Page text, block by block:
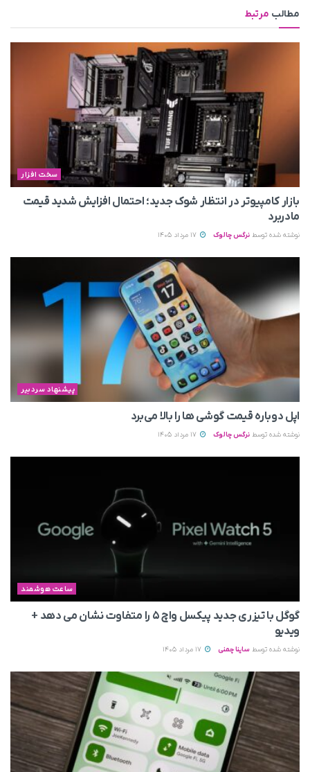
مطالب مرتبط
سخت افزار
بازار کامپیوتر در انتظار شوک جدید؛ احتمال افزایش شدید قیمت
مادربرد
نوشته شده توسط نرگس چالوک
پیشنهاد سردبیر
اپل دوباره قیمت‌ گوشی ها را بالا می‌برد
نوشته شده توسط نرگس چالوک
ساعت هوشمند
گوگل با تیزری جدید پیکسل واچ ۵ را متفاوت نشان می‌ دهد +
ویدیو
نوشته شده توسط ساینا چمنی